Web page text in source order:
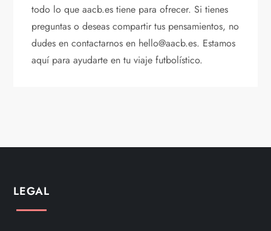
todo lo que aacb.es tiene para ofrecer. Si tienes
preguntas o deseas compartir tus pensamientos, no
dudes en contactarnos en hello@aacb.es. Estamos
aquí para ayudarte en tu viaje futbolístico.
LEGAL